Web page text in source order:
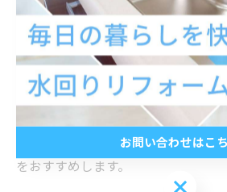
す。
このように水回りリフォームは、日
めるだけでなく、長期的にはメン
担も軽減するメリットがあります。
て過ごせる住環境を作るためにも、
をおすすめします。
お問い合わせはこち
お問い合わせはこ